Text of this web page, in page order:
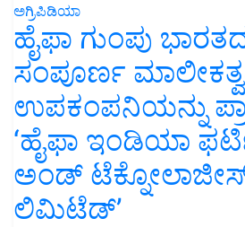
ಅಗ್ರಿಪಿಡಿಯಾ
ಹೈಫಾ ಗುಂಪು
ಸಂಪೂರ್ಣ
ಉಪಕಂಪನಿಯನ್ನು
‘ಹೈಫಾ ಇಂಡಿಯಾ
ಅಂಡ್
ಲಿಮಿಟೆಡ್’